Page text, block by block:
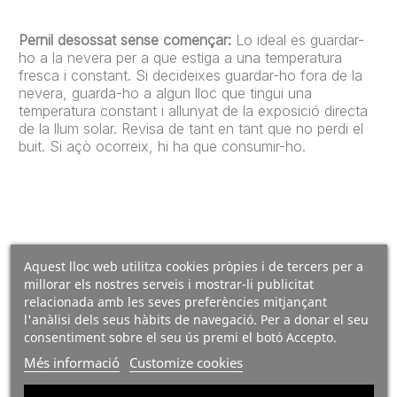
Aquest lloc web utilitza cookies pròpies i de tercers per a
millorar els nostres serveis i mostrar-li publicitat
relacionada amb les seves preferències mitjançant
l'anàlisi dels seus hàbits de navegació. Per a donar el seu
consentiment sobre el seu ús premi el botó Accepto.
Més informació Customize cookies
Pernil desossat sense començar: Lo ideal es guardar-
ho a la nevera per a que estiga a una temperatura
fresca i constant. Si decideixes guardar-ho fora de la
nevera, guarda-ho a algun lloc que tingui una
temperatura constant i allunyat de la exposició directa
de la llum solar. Revisa de tant en tant que no perdi el
buit. Si açò ocorreix, hi ha que consumir-ho.